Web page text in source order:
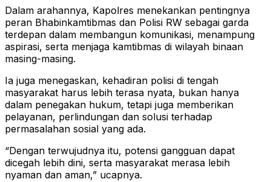
Dalam arahannya, Kapolres menekankan pentingnya
peran Bhabinkamtibmas dan Polisi RW sebagai garda
terdepan dalam membangun komunikasi, menampung
aspirasi, serta menjaga kamtibmas di wilayah binaan
masing-masing.
Ia juga menegaskan, kehadiran polisi di tengah
masyarakat harus lebih terasa nyata, bukan hanya
dalam penegakan hukum, tetapi juga memberikan
pelayanan, perlindungan dan solusi terhadap
permasalahan sosial yang ada.
“Dengan terwujudnya itu, potensi gangguan dapat
dicegah lebih dini, serta masyarakat merasa lebih
nyaman dan aman,” ucapnya.